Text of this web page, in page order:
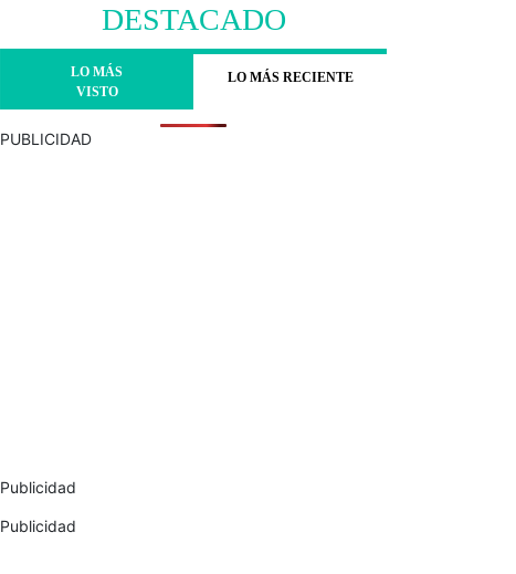
DESTACADO
LO MÁS
VISTO
LO MÁS RECIENTE
PUBLICIDAD
Publicidad
Publicidad